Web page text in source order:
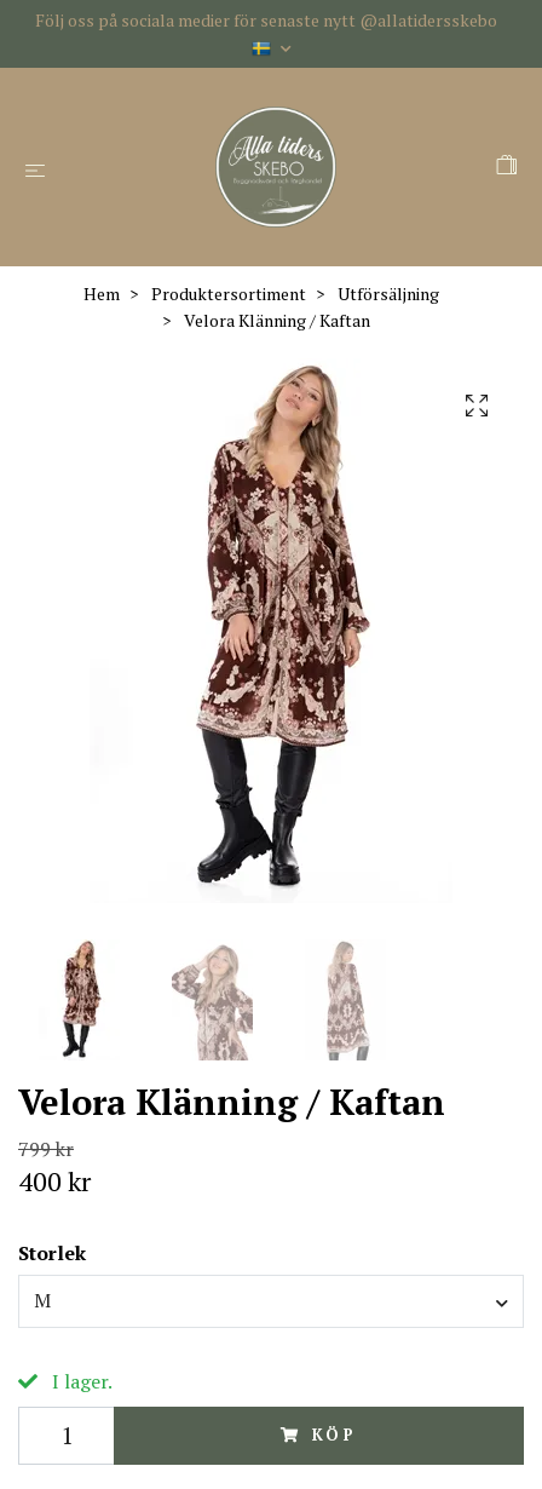
Följ oss på sociala medier för senaste nytt @allatidersskebo
Hem Produktersortiment
Utförsäljning
Velora Klänning / Kaftan
Velora Klänning / Kaftan
799 kr
400 kr
Storlek
M
I lager.
KÖP